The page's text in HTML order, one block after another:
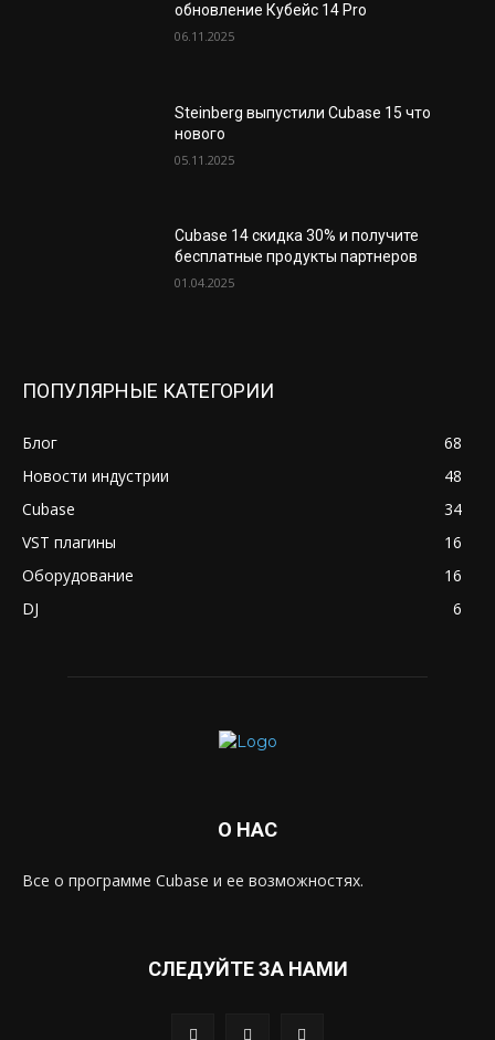
обновление Кубейс 14 Pro
06.11.2025
Steinberg выпустили Cubase 15 что
нового
05.11.2025
Cubase 14 скидка 30% и получите
бесплатные продукты партнеров
01.04.2025
ПОПУЛЯРНЫЕ КАТЕГОРИИ
Блог
68
Новости индустрии
48
Cubase
34
VST плагины
16
Оборудование
16
DJ
6
О НАС
Все о программе Cubase и ее возможностях.
СЛЕДУЙТЕ ЗА НАМИ